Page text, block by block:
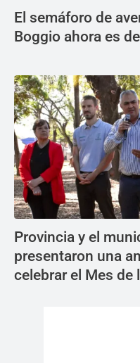
El semáforo de
Boggio ahora es
Provincia y el
presentaron una
celebrar el Mes de